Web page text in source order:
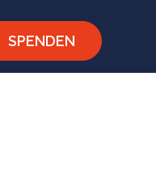
SPENDEN